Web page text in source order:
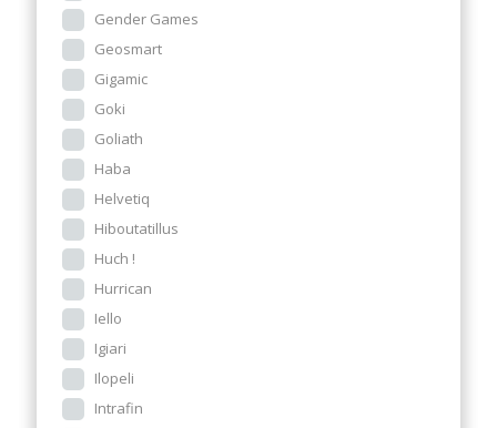
Gender Games
Geosmart
Gigamic
Goki
Goliath
Haba
Helvetiq
Hiboutatillus
Huch !
Hurrican
Iello
Igiari
Ilopeli
Intrafin